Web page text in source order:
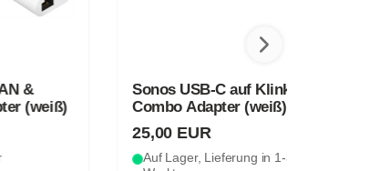
Sonos USB-C auf Klinke
Combo Adapter (weiß)
25,00 EUR
Auf Lager, Lieferung in 1-3